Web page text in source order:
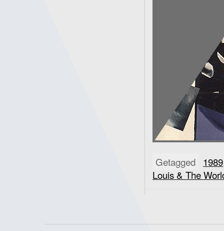
Getagged 1989
Louis & The